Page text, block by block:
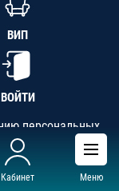
Кабинет Меню
ВИП
ВОЙТИ
персональных